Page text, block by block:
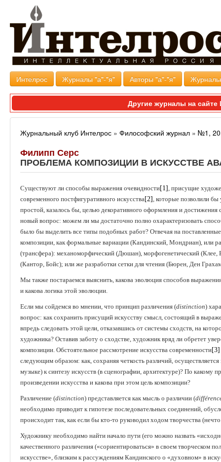
Интелрос Журналы "а"-"я" Авторы "а"-"я"
Другие журналы на
Журнальный клуб Интелрос » Философский журнал » №1,
Филипп Серс
ПРОБЛЕМА КОМПОЗИЦИИ В ИСКУССТВЕ
Существуют ли способы выражения очевидности[1], присущие
современного постфигуративного искусства[2], которые позволили бы
простой, казалось бы, целью декоративного оформления и достижения
новый вопрос: можем ли мы достаточно полно охарактеризовать
было бы выделить все типы подобных работ? Отвечая на
композиции, как формальные вариации (Кандинский, Мондриан), или
(трансфера): механоморфический (Дюшан), морфогенетический (Клее,
(Кантор, Бойс); или же разработки сетки для чтения (Бюрен, Ден
Мы также постараемся выяснить, какова эволюция способов
и какова логика этой эволюции.
Если мы сойдемся во мнении, что принцип различения (distinction)
вопрос: как сохранить присущий искусству смысл, состоящий в
впредь следовать этой цели, отказавшись от системы сходств, на
художника? Оставив заботу о сходстве, художник вряд ли обретет
композиции. Обстоятельное рассмотрение искусства современности[3]
следующим образом: как, сохраняя четкость различий,
музыке) к синтезу искусств (в сценографии, архитектуре)? По какому
произведении искусства и какова при этом цель композиции?
Различение (distinction) представляется как мысль о различии (diffé
необходимо приводит к гипотезе последовательных соединений,
происходит так, как если бы кто-то руководил ходом творчества
Художнику необходимо найти начало пути (его можно назвать
качественного различения («сориентироваться» в своем творческом
искусстве», близким к рассуждениям Кандинского о «духовном» в